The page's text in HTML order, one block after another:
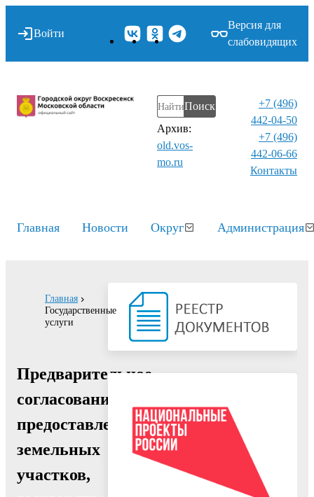
Войти
Версия для
слабовидящих
Поиск
Архив:
old.vos-
mo.ru
+7 (496)
442-04-50
+7 (496)
442-06-66
Контакты⁠
Главная Новости Округ Администрация
Главная
Государственные
услуги
Предварительное
согласование
предоставления
земельных
участков,